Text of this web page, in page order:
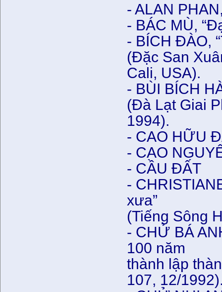
- ALAN
- BÁC MÙ,
- BÍCH ĐÀO,
(Đặc San
Cali, USA).
- BÙI BÍCH
(Đà Lạt Giai
1994).
- CAO HỮU
- CAO
- CẦU ĐẤT
-
xưa”
(Tiếng Sông
- CHỬ BÁ
100 năm
thành lập
107, 12/